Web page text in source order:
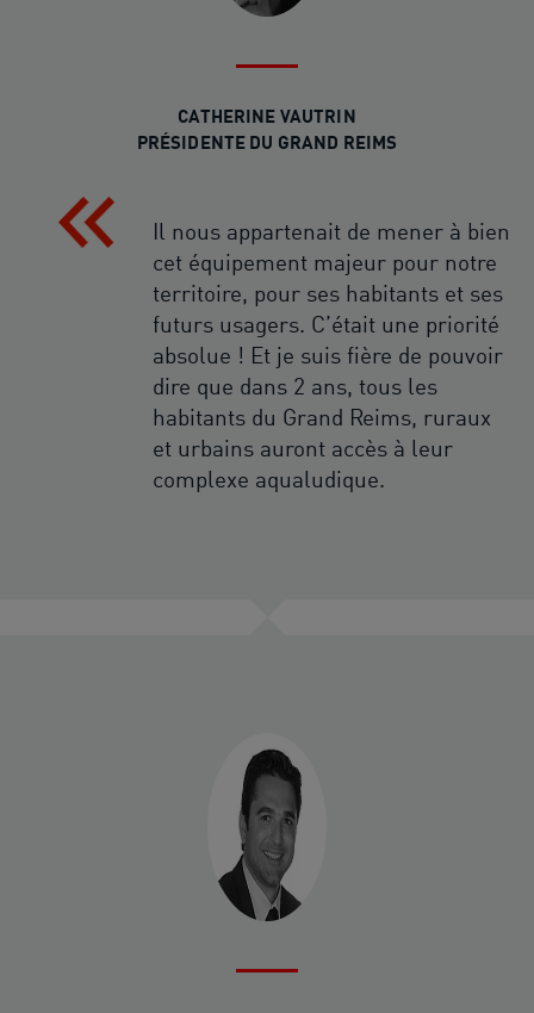
CATHERINE VAUTRIN
PRÉSIDENTE DU GRAND REIMS
Il nous appartenait de mener à bien
cet équipement majeur pour notre
territoire, pour ses habitants et ses
futurs usagers. C’était une priorité
absolue ! Et je suis fière de pouvoir
dire que dans 2 ans, tous les
habitants du Grand Reims, ruraux
et urbains auront accès à leur
complexe aqualudique.